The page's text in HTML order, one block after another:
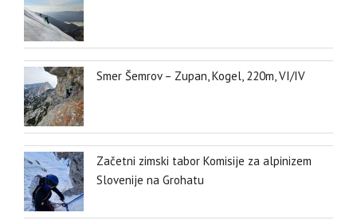
Smer Šemrov – Zupan, Kogel, 220m, VI/IV
Začetni zimski tabor Komisije za alpinizem
Slovenije na Grohatu